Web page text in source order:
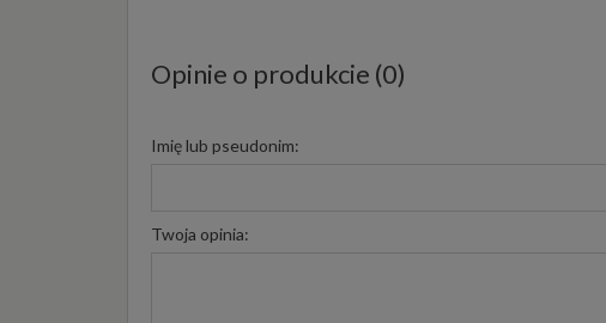
Opinie o produkcie (0)
Imię lub pseudonim:
Twoja opinia: